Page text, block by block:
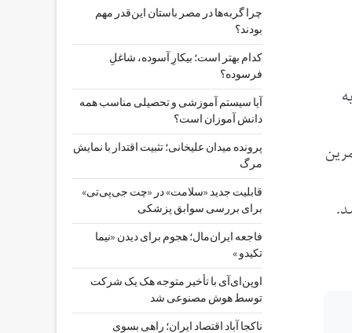
به
چرا گربه‌ها در مصر باستان این‌قدر مهم
بودند؟
کدام بهتر است؛ بیکارِ آسوده، شاغلِ
فرسوده؟
آیا سیستم آموزشی و تحصیلی مناسب همه
دانش آموزان است؟
پرونده میدان علیخانی؛ تثبیت اقتدار با نمایش
مرگ
قابلیت جدید «سلامت» در «چت ‌جی‌پی‌تی»
برای بررسی سوابق پزشکی
فاجعه ایران‌مال؛ هجوم برای دیدن «نیما
تکیدو »
اوپن‌ای‌آی با تأخیر متوجه هک یک شرکت
توسط هوش مصنوعی شد
ناکجا آباد اقتصاد ایران؛ راهی بسوی